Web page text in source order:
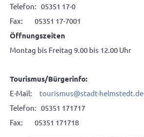
Telefon: 05351 17-0
Fax: 05351 17-7001
Öffnungszeiten
Montag bis Freitag 9.00 bis 12.00 Uhr
Tourismus/Bürgerinfo:
E-Mail: tourismus@stadt-helmstedt.de
Telefon: 05351 171717
Fax: 05351 171718